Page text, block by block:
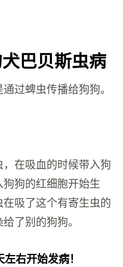
巴贝斯虫病
过蜱虫传播给狗狗。
在吸血的时候带入狗
狗的红细胞开始生
吸了这个有寄生虫的
了别的狗狗。
右开始发病！